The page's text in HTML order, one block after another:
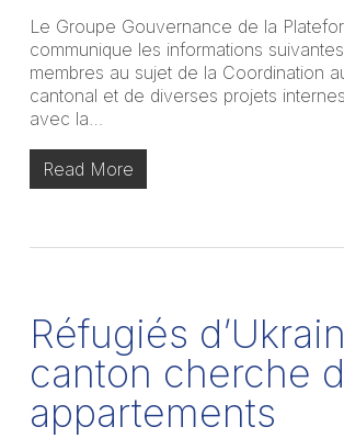
Le Groupe Gouvernance de la
communique les informations
membres au sujet de la Coordination
cantonal et de diverses projets
avec la…
Read More
Réfugiés
canton cherche
appartements